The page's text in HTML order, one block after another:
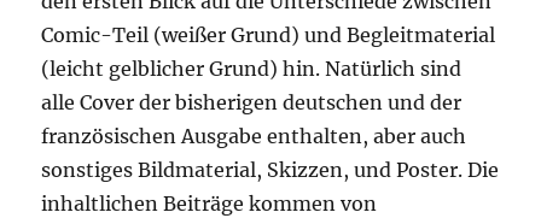
Comic-Teil (weißer Grund) und Begleitmaterial
(leicht gelblicher Grund) hin. Natürlich sind
alle Cover der bisherigen deutschen und der
französischen Ausgabe enthalten, aber auch
sonstiges Bildmaterial, Skizzen, und Poster. Die
inhaltlichen Beiträge kommen von